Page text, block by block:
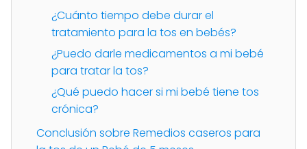
¿Cuánto tiempo debe durar el
tratamiento para la tos en bebés?
¿Puedo darle medicamentos a mi bebé
para tratar la tos?
¿Qué puedo hacer si mi bebé tiene tos
crónica?
Conclusión sobre Remedios caseros para